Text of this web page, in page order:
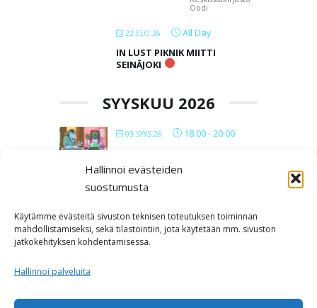
Hallinnoi evästeiden
suostumusta
Käytämme evästeitä sivuston teknisen toteutuksen toiminnan
mahdollistamiseksi, sekä tilastointiin, jota käytetään mm. sivuston
jatkokehityksen kohdentamisessa.
Hallinnoi palveluita
Oodi
22.ELO.26
All Day
IN LUST PIKNIK MIITTI
SEINÄJOKI
SYYSKUU 2026
03.SYYS.26 18:00-20:00
IN LUST BAARIMIITTI
SEINÄJOKI